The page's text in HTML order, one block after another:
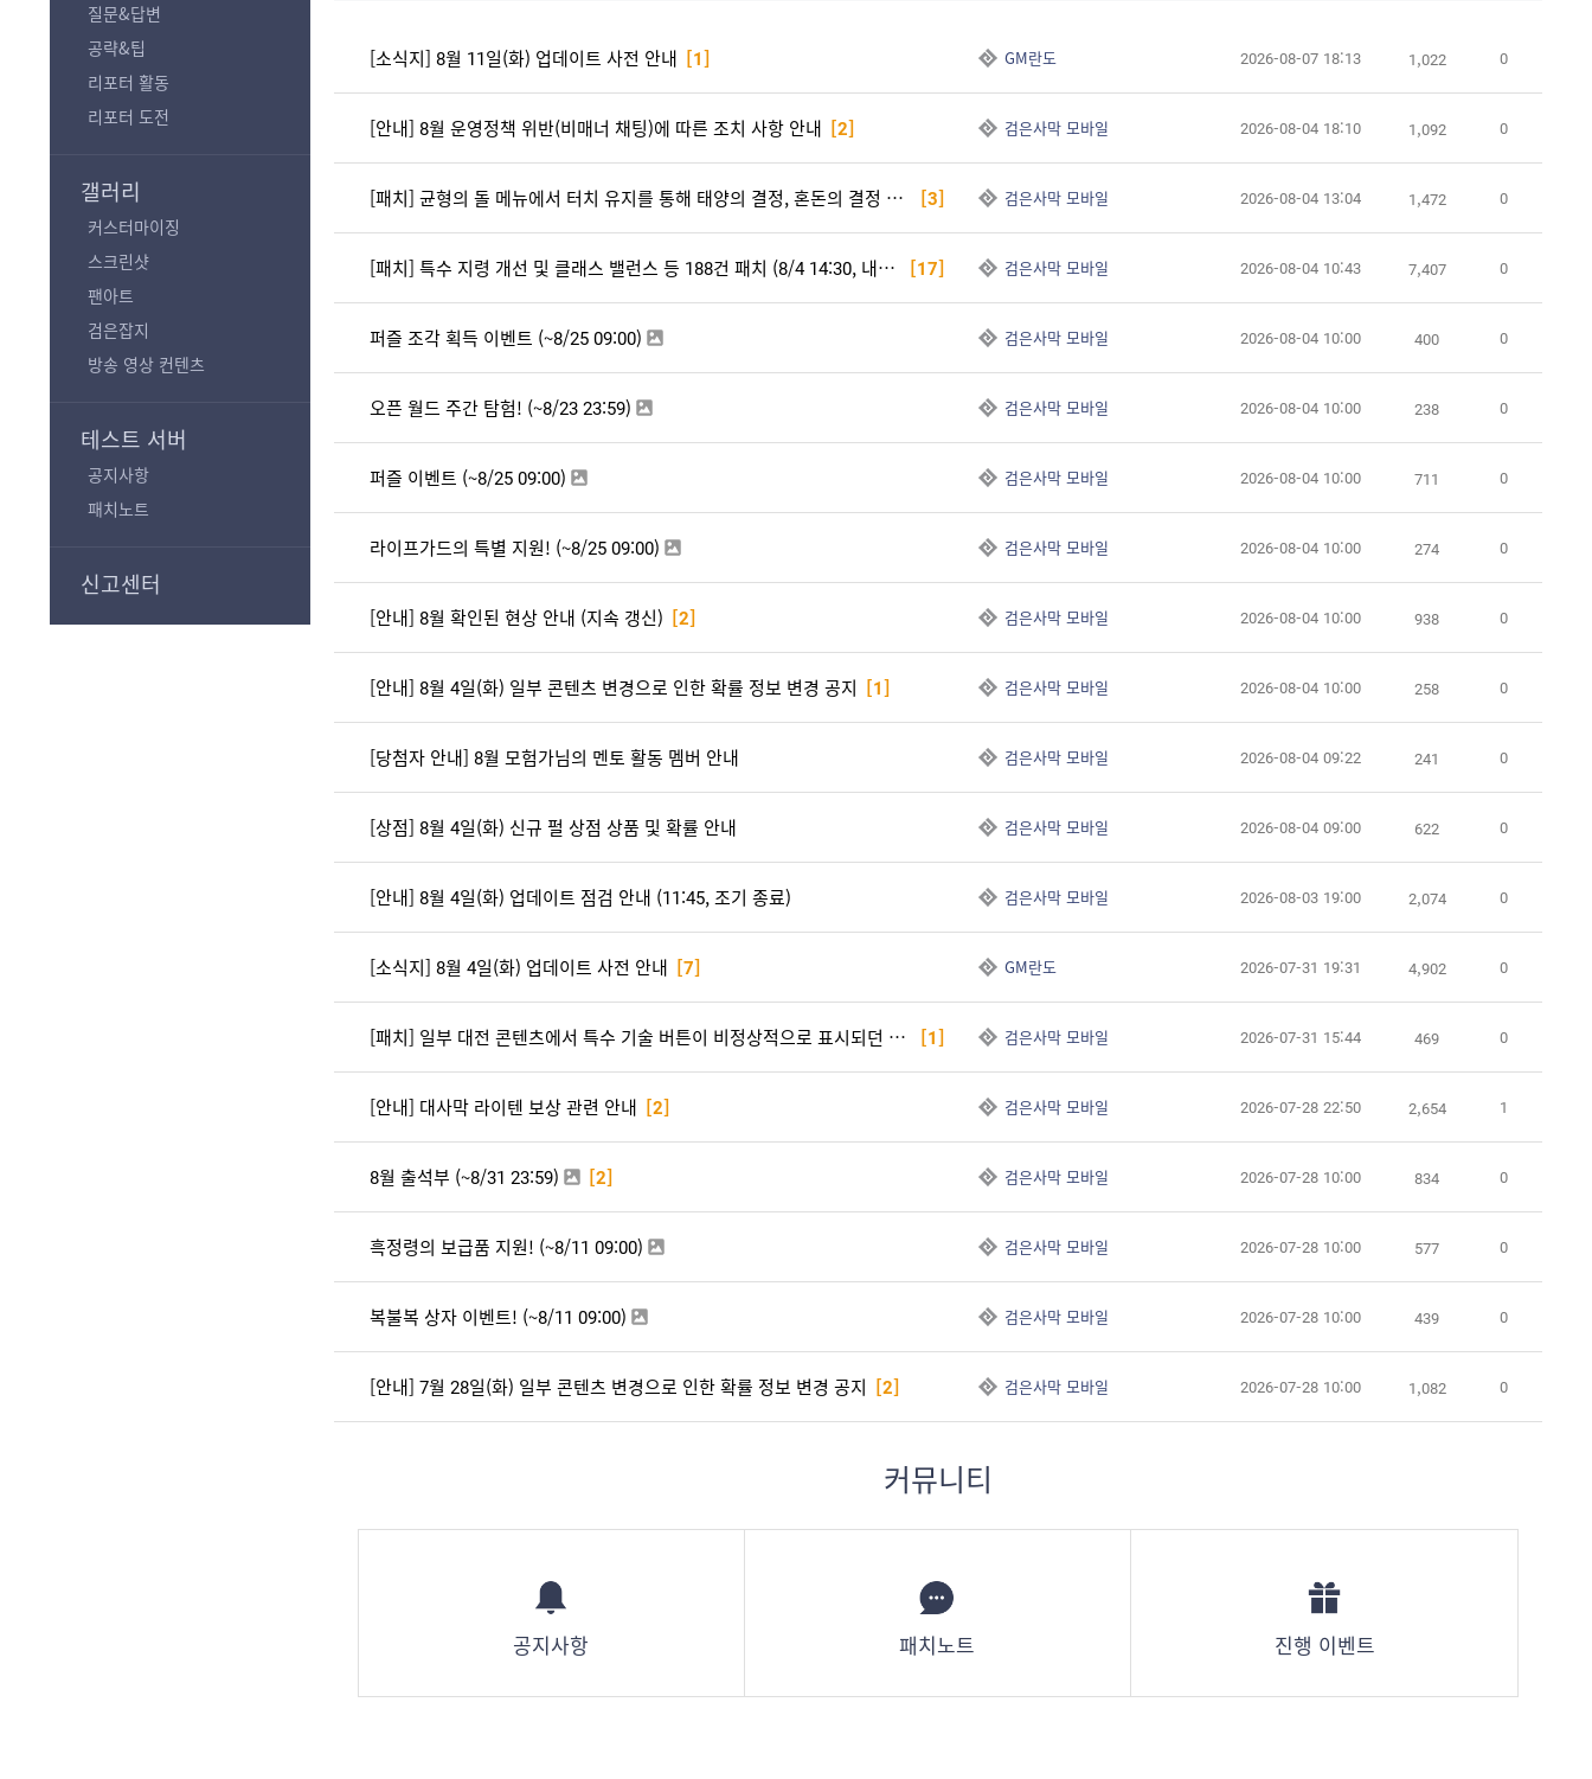
질문&답변
공략&팁
리포터 활동
리포터 도전
갤러리
커스터마이징
스크린샷
팬아트
검은잡지
방송 영상 컨텐츠
테스트 서버
공지사항
패치노트
신고센터
[소식지] 8월 11일(화) 업데이트 사전 안내 [1] GM란도 2026-08-07 18:13 1,022 0
[안내] 8월 운영정책 위반(비매너 채팅)에 따른 조치 사항 안내 [2] 검은사막 모바일 2026-08-04 18:10 1,092 0
[패치] 균형의 돌 메뉴에서 터치 유지를 통해 태양의 결정, 혼돈의 결정 아이템을 연속으로 사용할 수 없는 현상 수정 [3] 검은사막 모바일 2026-08-04 13:04 1,472 0
[패치] 특수 지령 개선 및 클래스 밸런스 등 188건 패치 (8/4 14:30, 내용 추가) [17] 검은사막 모바일 2026-08-04 10:43 7,407 0
퍼즐 조각 획득 이벤트 (~8/25 09:00) 검은사막 모바일 2026-08-04 10:00 400 0
오픈 월드 주간 탐험! (~8/23 23:59) 검은사막 모바일 2026-08-04 10:00 238 0
퍼즐 이벤트 (~8/25 09:00) 검은사막 모바일 2026-08-04 10:00 711 0
라이프가드의 특별 지원! (~8/25 09:00) 검은사막 모바일 2026-08-04 10:00 274 0
[안내] 8월 확인된 현상 안내 (지속 갱신) [2] 검은사막 모바일 2026-08-04 10:00 938 0
[안내] 8월 4일(화) 일부 콘텐츠 변경으로 인한 확률 정보 변경 공지 [1] 검은사막 모바일 2026-08-04 10:00 258 0
[당첨자 안내] 8월 모험가님의 멘토 활동 멤버 안내 검은사막 모바일 2026-08-04 09:22 241 0
[상점] 8월 4일(화) 신규 펄 상점 상품 및 확률 안내 검은사막 모바일 2026-08-04 09:00 622 0
[안내] 8월 4일(화) 업데이트 점검 안내 (11:45, 조기 종료) 검은사막 모바일 2026-08-03 19:00 2,074 0
[소식지] 8월 4일(화) 업데이트 사전 안내 [7] GM란도 2026-07-31 19:31 4,902 0
[패치] 일부 대전 콘텐츠에서 특수 기술 버튼이 비정상적으로 표시되던 현상 수정 [1] 검은사막 모바일 2026-07-31 15:44 469 0
[안내] 대사막 라이텐 보상 관련 안내 [2] 검은사막 모바일 2026-07-28 22:50 2,654 1
8월 출석부 (~8/31 23:59) [2] 검은사막 모바일 2026-07-28 10:00 834 0
흑정령의 보급품 지원! (~8/11 09:00) 검은사막 모바일 2026-07-28 10:00 577 0
복불복 상자 이벤트! (~8/11 09:00) 검은사막 모바일 2026-07-28 10:00 439 0
[안내] 7월 28일(화) 일부 콘텐츠 변경으로 인한 확률 정보 변경 공지 [2] 검은사막 모바일 2026-07-28 10:00 1,082 0
커뮤니티
공지사항 패치노트 진행 이벤트